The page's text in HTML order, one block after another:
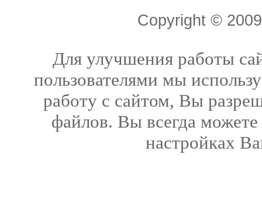
Copyright ©
Для улучшения работы
пользователями мы
работу с сайтом, Вы
файлов. Вы всегда
настройках